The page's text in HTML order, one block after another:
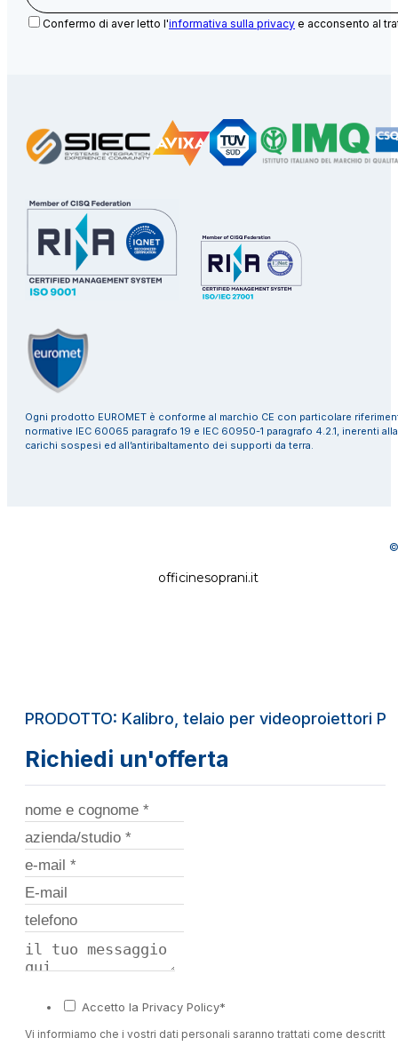
Confermo di aver letto l'informativa sulla privacy e acconsento al
Ogni prodotto EUROMET è conforme al marchio CE con particolare
normative IEC 60065 paragrafo 19 e IEC 60950-1 paragrafo 4.2.1, inerenti
carichi sospesi ed all’antiribaltamento dei supporti da terra.
©
officinesoprani.it
PRODOTTO: Kalibro, telaio per videoproiettori
Richiedi un'offerta
Accetto la Privacy Policy*
Vi informiamo che i vostri dati personali saranno trattati come descritto